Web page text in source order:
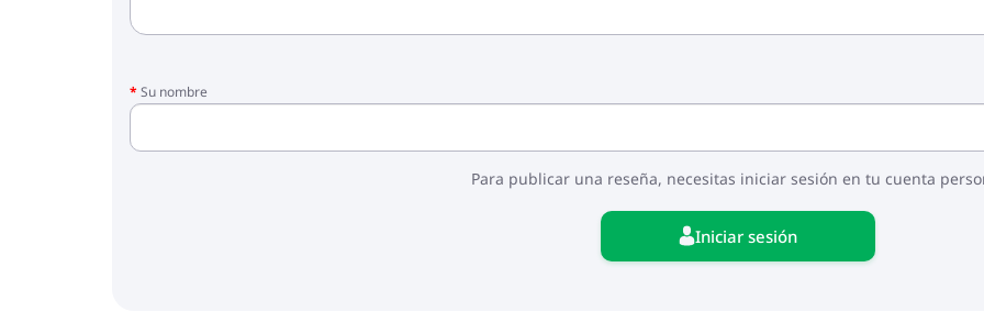
Su nombre
Para publicar una reseña, necesitas iniciar sesión en tu cuenta
Iniciar sesión